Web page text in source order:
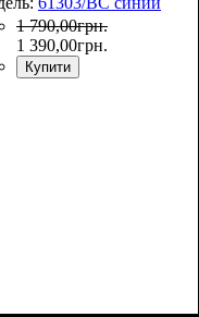
1 790,00грн.
1 390,00грн.
Купити